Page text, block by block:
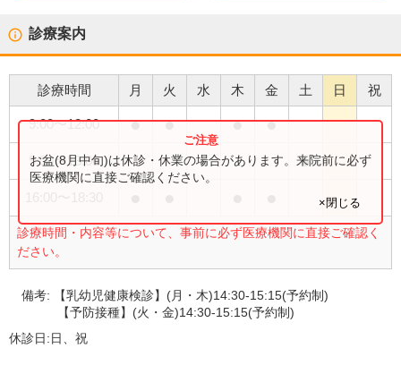
診療案内
診療時間 月 火 水 木 金 土 日 祝
9:00〜12:00 ● ● ● ●
9:00〜13:00 ● ●
診療時間・内容等について、事前に必ず医療機関に直接ご確認く
ださい。
お盆(8月中旬)は休診・休業の場合があります。来院前に必ず
医療機関に直接ご確認ください。
×閉じる
備考:
【乳幼児健康検診】(月・木)14:30-15:15(予約制)
【予防接種】(火・金)14:30-15:15(予約制)
休診日:日、祝